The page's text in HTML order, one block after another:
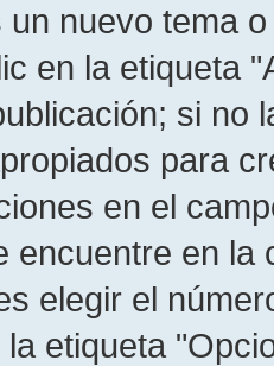
un nuevo tema
en la etiqueta
si no
para
en el
encuentre en
elegir el
etiqueta